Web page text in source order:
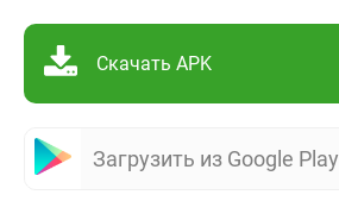
Скачать APK
Загрузить из Google Play